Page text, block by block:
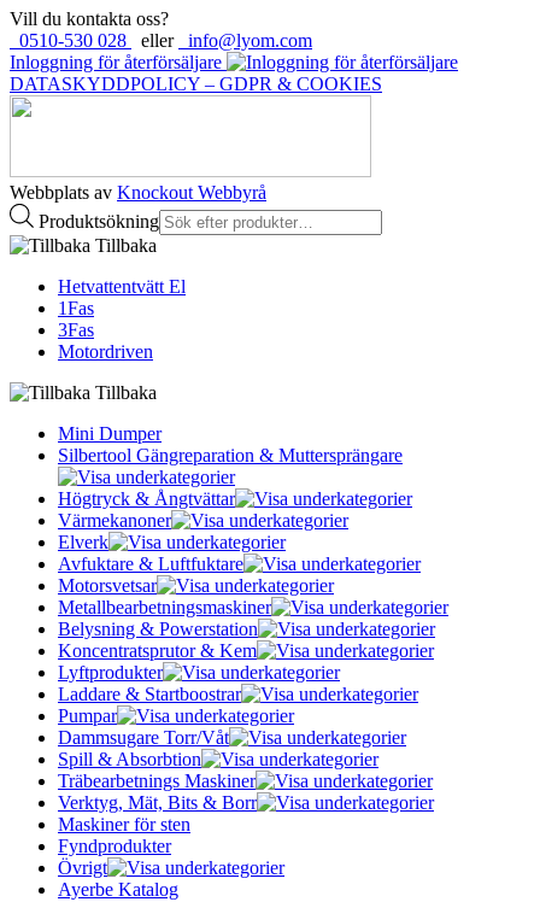
Vill du kontakta oss?
0510-530 028
eller
info@lyom.com
Inloggning för återförsäljare
DATASKYDDPOLICY – GDPR & COOKIES
Webbplats av Knockout Webbyrå
Produktsökning
Tillbaka
Hetvattentvätt El
1Fas
3Fas
Motordriven
Tillbaka
Mini Dumper
Silbertool Gängreparation & Muttersprängare
Högtryck & Ångtvättar
Värmekanoner
Elverk
Avfuktare & Luftfuktare
Motorsvetsar
Metallbearbetningsmaskiner
Belysning & Powerstation
Koncentratsprutor & Kem
Lyftprodukter
Laddare & Startboostrar
Pumpar
Dammsugare Torr/Våt
Spill & Absorbtion
Träbearbetnings Maskiner
Verktyg, Mät, Bits & Borr
Maskiner för sten
Fyndprodukter
Övrigt
Ayerbe Katalog